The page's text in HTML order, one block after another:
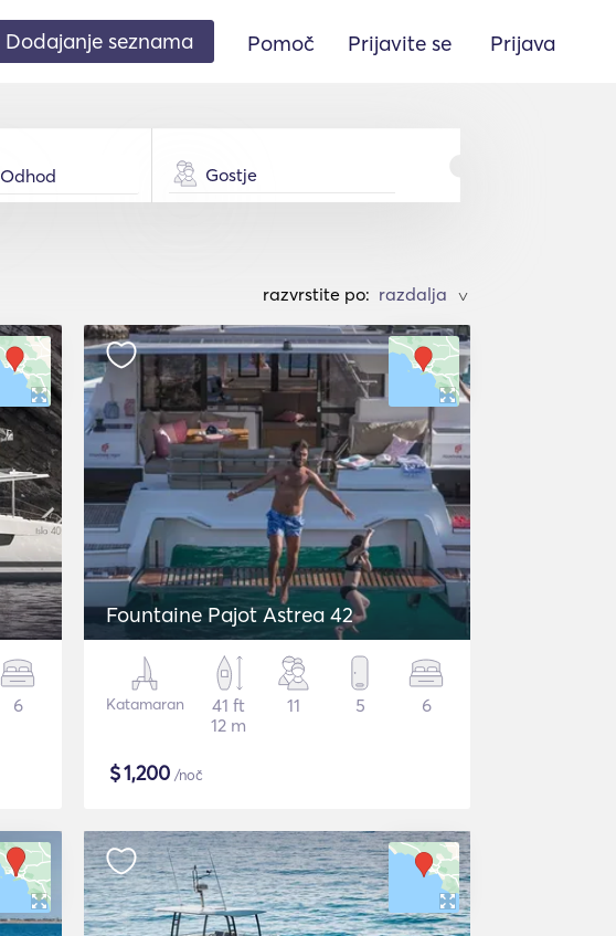
Dodajanje seznama Pomoč Prijavite se Prijava
Gostje
razvrstite po: >
6
Fountaine Pajot Astrea 42
Katamaran
41 ft
12 m
11 5 6
$1,200 /noč